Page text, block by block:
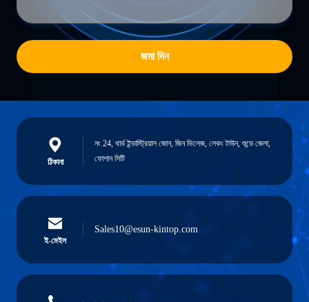
জমা দিন
ঠিকানা
নং 24, থার্ড ইন্ডাস্ট্রিয়াল জোন, জিন ভিলেজ, লেকং টাউন, শুন্ডে জেলা,
ফোশান সিটি
ই-মেইল
Sales10@esun-kintop.com